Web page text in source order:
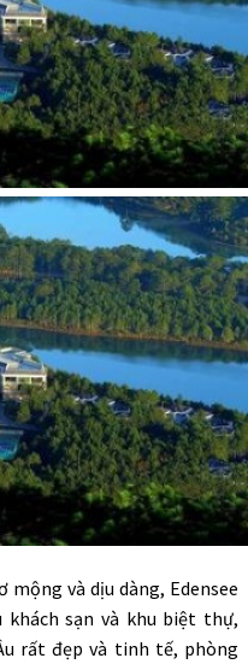
và dịu dàng, Edensee
khách sạn và khu biệt thự,
rất đẹp và tinh tế, phòng